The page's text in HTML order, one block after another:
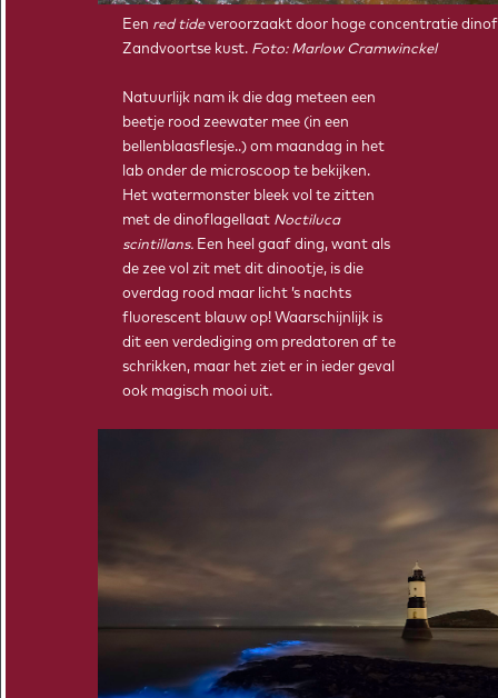
Een red tideveroorzaakt door hoge concentratie
Zandvoortse kust. Foto: Marlow Cramwinckel
Natuurlijk nam ik die dag meteen een
beetje rood zeewater mee (in een
bellenblaasflesje..) om maandag in het
lab onder de microscoop te bekijken.
Het watermonster bleek vol te zitten
met de dinoflagellaat Noctiluca
scintillans.Een heel gaaf ding, want als
de zee vol zit met dit dinootje, is die
overdag rood maar licht ’s nachts
fluorescent blauw op! Waarschijnlijk is
dit een verdediging om predatoren af te
schrikken, maar het ziet er in ieder geval
ook magisch mooi uit.